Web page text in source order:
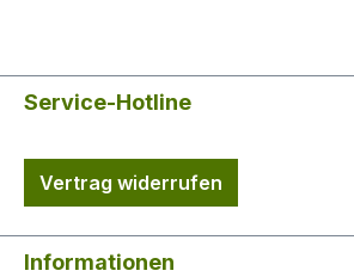
Service-Hotline
Vertrag widerrufen
Informationen